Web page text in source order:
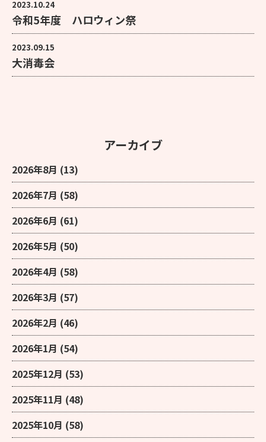
2023.10.24
令和5年度 ハロウィン祭
2023.09.15
大消毒会
アーカイブ
2026年8月 (13)
2026年7月 (58)
2026年6月 (61)
2026年5月 (50)
2026年4月 (58)
2026年3月 (57)
2026年2月 (46)
2026年1月 (54)
2025年12月 (53)
2025年11月 (48)
2025年10月 (58)